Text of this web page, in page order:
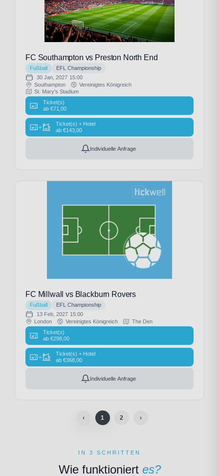
FC Southampton vs Preston North End
Fußball
EFL Championship
30 Jan, 2027 15:00
Southampton
Vereinigtes Königreich
St. Mary's Stadium
Ticket(s)
ab €71,00
+
Ticket(s) + Hotel
ab €143,00
Individuelle Anfrage
FC Millwall vs Blackburn Rovers
Fußball
EFL Championship
13 Feb, 2027 15:00
London
Vereinigtes Königreich
The Den
Ticket(s)
ab €298,00
+
Ticket(s) + Hotel
ab €368,00
Individuelle Anfrage
‹ 1 2 ›
IN 3 SCHRITTEN
Wie funktioniert es?